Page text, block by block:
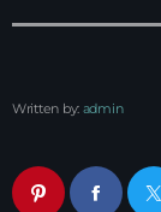
Written by: admin